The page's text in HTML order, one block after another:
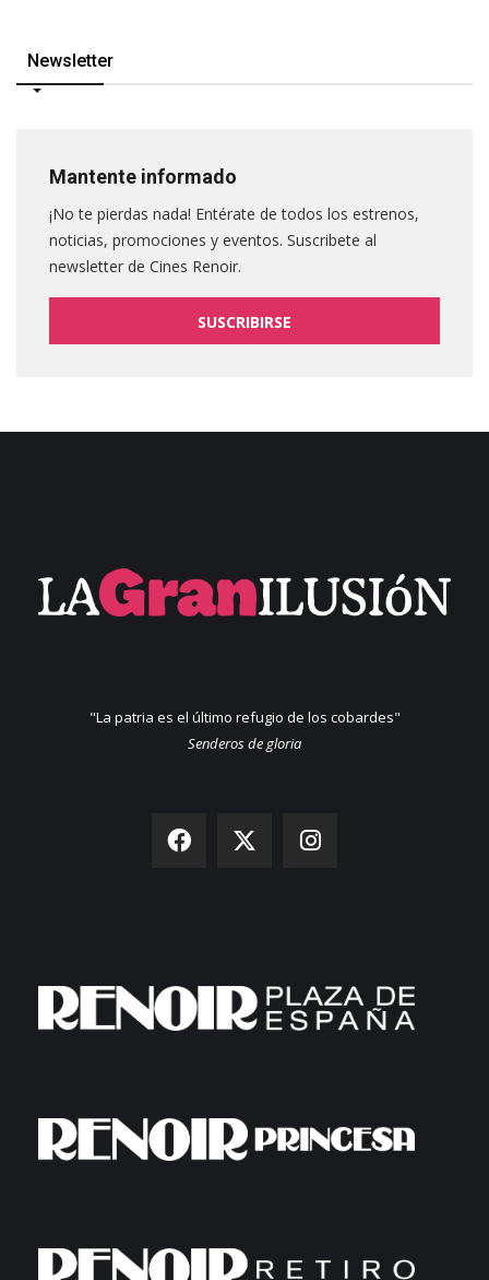
Newsletter
Mantente informado
¡No te pierdas nada! Entérate de todos los estrenos,
noticias, promociones y eventos. Suscribete al
newsletter de Cines Renoir.
SUSCRIBIRSE
"La patria es el último refugio de los cobardes"
Senderos de gloria